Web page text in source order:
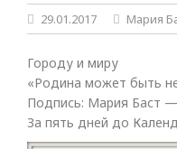
29.01.2017 Мария
Городу и миру
«Родина может быть
Подпись: Мария Баст
За пять дней до